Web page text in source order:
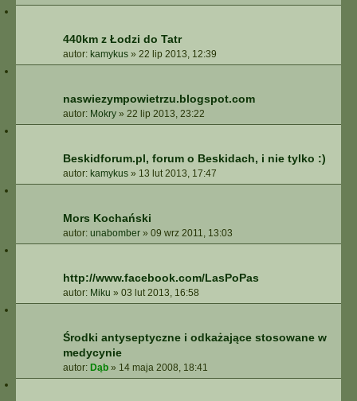
440km z Łodzi do Tatr
autor: kamykus » 22 lip 2013, 12:39
naswiezympowietrzu.blogspot.com
autor: Mokry » 22 lip 2013, 23:22
Beskidforum.pl, forum o Beskidach, i nie tylko :)
autor: kamykus » 13 lut 2013, 17:47
Mors Kochański
autor: unabomber » 09 wrz 2011, 13:03
http://www.facebook.com/LasPoPas
autor: Miku » 03 lut 2013, 16:58
Środki antyseptyczne i odkażające stosowane w
medycynie
autor: Dąb » 14 maja 2008, 18:41